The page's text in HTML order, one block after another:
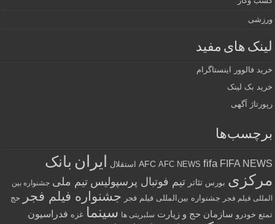
ورزشی
لینک های مفید
خرید فالوور اینستاگرام
خرید بک لینک
رپورتاژ آگهی
برچسب‌ها
AFC AFC NEWS fifa FIFA NEWS استقلال ایران بانک
مرکزی بورس تئاتر تیم فوتبال پرسپولیس تیم ملی جشنواره بین
المللی فیلم فجر جشنواره بین‌المللی فیلم فجر جشنواره فیلم فجر
حج
تمتع خودرو سازمان حج و زیارت سلبریتی ها سینما غزه فدراسیون